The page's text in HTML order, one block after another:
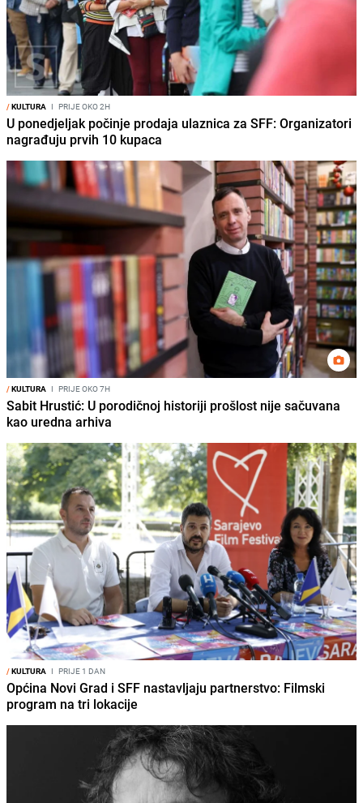
/KULTURA I PRIJE OKO 2H
U ponedjeljak počinje prodaja ulaznica za SFF: Organizatori
nagrađuju prvih 10 kupaca
/KULTURA I PRIJE OKO 7H
Sabit Hrustić: U porodičnoj historiji prošlost nije sačuvana
kao uredna arhiva
/KULTURA I PRIJE 1 DAN
Općina Novi Grad i SFF nastavljaju partnerstvo: Filmski
program na tri lokacije